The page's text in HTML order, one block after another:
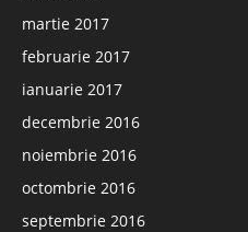
martie 2017
februarie 2017
ianuarie 2017
decembrie 2016
noiembrie 2016
octombrie 2016
septembrie 2016